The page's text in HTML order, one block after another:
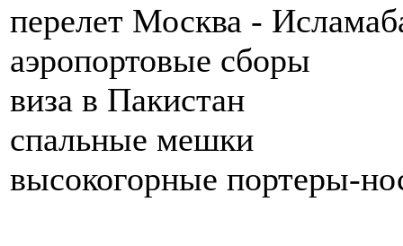
перелет Москва -
аэропортовые сборы
виза в Пакистан
спальные мешки
высокогорные портеры-